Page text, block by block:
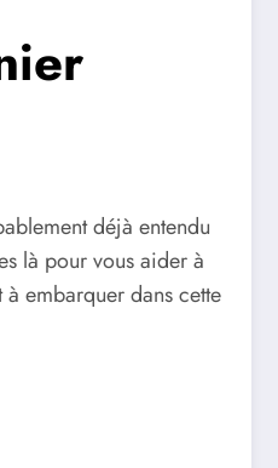
déjà entendu
là pour vous aider à
embarquer dans cette